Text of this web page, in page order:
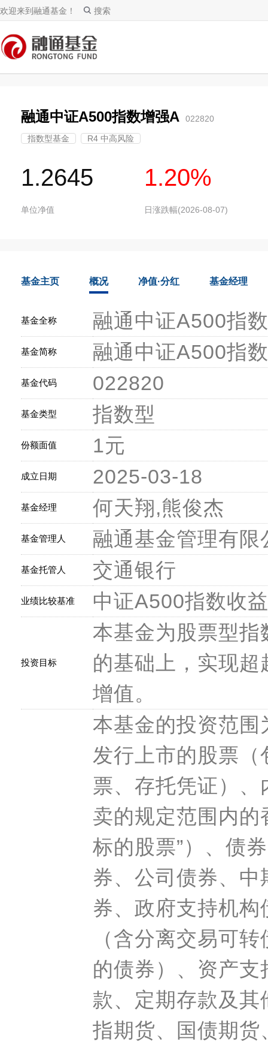
欢迎来到融通基金！ 搜索
融通中证A500指数增强A 022820
指数型基金 R4 中高风险
1.2645
单位净值
1.20%
日涨跌幅(2026-08-07)
基金主页 概况 净值·分红 基金经理
基金全称 融通中证A500指
基金简称 融通中证A500指
基金代码 022820
基金类型 指数型
份额面值 1元
成立日期 2025-03-18
基金经理 何天翔,熊俊杰
基金管理人 融通基金管理有限
基金托管人 交通银行
业绩比较基准 中证A500指数收
投资目标
本基金为股票型
的基础上，实现
增值。
本基金的投资范
发行上市的股票
票、存托凭证）
卖的规定范围内的
标的股票”）、债
券、公司债券、
券、政府支持机
（含分离交易可
的债券）、资产
款、定期存款及
指期货、国债期